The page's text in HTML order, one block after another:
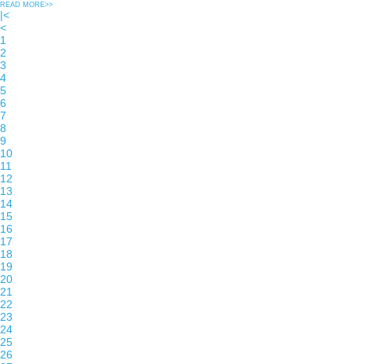
READ MORE>>
|<
<
1
2
3
4
5
6
7
8
9
10
11
12
13
14
15
16
17
18
19
20
21
22
23
24
25
26